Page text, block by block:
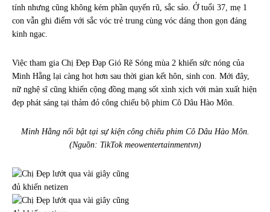
tính nhưng cũng không kém phần quyến rũ, sắc sảo. Ở tuổi 37, mẹ 1
con vẫn ghi điểm với sắc vóc trẻ trung cùng vóc dáng thon gọn đáng
kinh ngạc.
Việc tham gia Chị Đẹp Đạp Gió Rẽ Sóng mùa 2 khiến sức nóng của
Minh Hằng lại càng hot hơn sau thời gian kết hôn, sinh con. Mới đây,
nữ nghệ sĩ cũng khiến cộng đồng mạng sốt xình xịch với màn xuất hiện
đẹp phát sáng tại thảm đỏ công chiếu bộ phim Cô Dâu Hào Môn.
Minh Hằng nổi bật tại sự kiện công chiếu phim Cô Dâu Hào Môn.
(Nguồn: TikTok meowentertainmentvn)